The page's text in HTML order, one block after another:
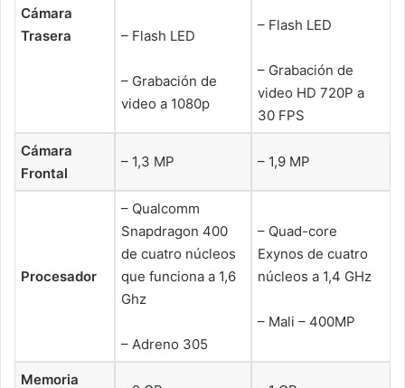
Cámara
Trasera
– Flash LED
– Grabación de
video a 1080p
– Flash LED
– Grabación de
video HD 720P a
30 FPS
Cámara
Frontal
– 1,3 MP – 1,9 MP
Procesador
– Qualcomm
Snapdragon 400
de cuatro núcleos
que funciona a 1,6
Ghz
– Adreno 305
– Quad-core
Exynos de cuatro
núcleos a 1,4 GHz
– Mali – 400MP
Memoria